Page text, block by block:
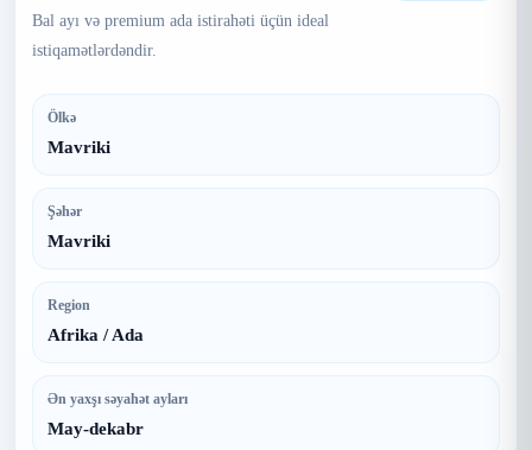
Bal ayı və premium ada istirahəti üçün ideal
istiqamətlərdəndir.
Ölkə
Mavriki
Şəhər
Mavriki
Region
Afrika / Ada
Ən yaxşı səyahət ayları
May-dekabr